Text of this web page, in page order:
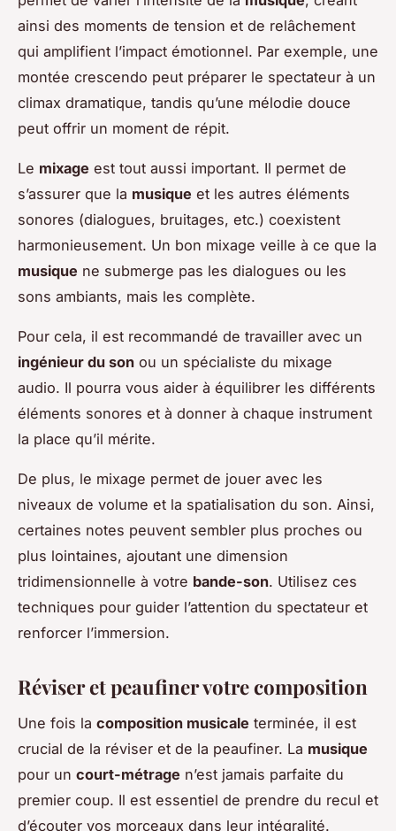
ainsi des moments de tension et de relâchement
qui amplifient l’impact émotionnel. Par exemple, une
montée crescendo peut préparer le spectateur à un
climax dramatique, tandis qu’une mélodie douce
peut offrir un moment de répit.
Le mixage est tout aussi important. Il permet de
s’assurer que la musique et les autres éléments
sonores (dialogues, bruitages, etc.) coexistent
harmonieusement. Un bon mixage veille à ce que la
musique ne submerge pas les dialogues ou les
sons ambiants, mais les complète.
Pour cela, il est recommandé de travailler avec un
ingénieur du son ou un spécialiste du mixage
audio. Il pourra vous aider à équilibrer les différents
éléments sonores et à donner à chaque instrument
la place qu’il mérite.
De plus, le mixage permet de jouer avec les
niveaux de volume et la spatialisation du son. Ainsi,
certaines notes peuvent sembler plus proches ou
plus lointaines, ajoutant une dimension
tridimensionnelle à votre bande-son. Utilisez ces
techniques pour guider l’attention du spectateur et
renforcer l’immersion.
Réviser et peaufiner votre composition
Une fois la composition musicale terminée, il est
crucial de la réviser et de la peaufiner. La musique
pour un court-métrage n’est jamais parfaite du
premier coup. Il est essentiel de prendre du recul et
d’écouter vos morceaux dans leur intégralité.